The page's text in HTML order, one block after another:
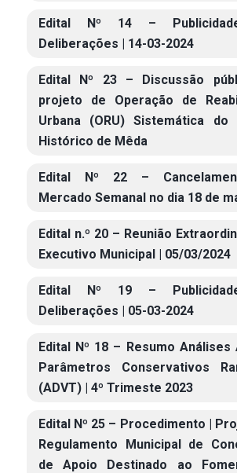
Edital Nº 14 –
Deliberações | 14-03-2024
Edital Nº 23 – Discussão
projeto de Operação de
Urbana (ORU) Sistemática do
Histórico de Mêda
Edital Nº 22 –
Mercado Semanal no dia 18 de
Edital n.º 20 – Reunião
Executivo Municipal | 05/03/2024
Edital Nº 19 –
Deliberações | 05-03-2024
Edital Nº 18 – Resumo Análises
Parâmetros Conservativos
(ADVT) | 4º Trimeste 2023
Edital Nº 25 – Procedimento |
Regulamento Municipal de
de Apoio Destinado ao